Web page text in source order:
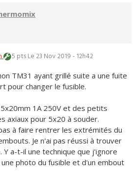
5 ptsLe 23 Nov 2019 - 12h42
TM31 ayant grillé suite a une fuite
pour changer le fusible.
1A 250V et des petits
axiaux pour 5x20 à souder.
à faire rentrer les extrémités du
Je n'ai pas réussi à trouver
a-t-il une technique que j'ignore
photo du fusible et d'un embout